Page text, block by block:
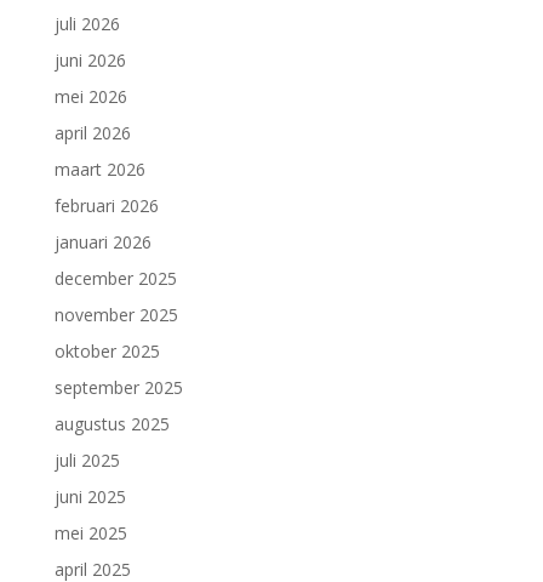
juli 2026
juni 2026
mei 2026
april 2026
maart 2026
februari 2026
januari 2026
december 2025
november 2025
oktober 2025
september 2025
augustus 2025
juli 2025
juni 2025
mei 2025
april 2025